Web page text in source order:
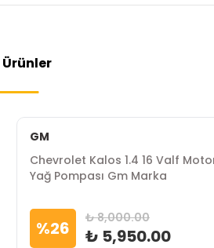
Ürünler
GM
Chevrolet Kalos 1.4 16 Valf
Yağ Pompası Gm Marka
%26 ₺ 8,000.00
₺ 5,950.00